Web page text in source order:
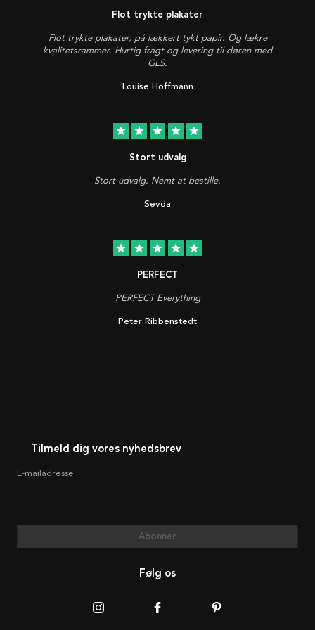
Flot trykte plakater
Flot trykte plakater, på lækkert tykt papir. Og lækre
kvalitetsrammer. Hurtig fragt og levering til døren med
GLS.
Louise Hoffmann
star star star star star
Stort udvalg
Stort udvalg. Nemt at bestille.
Sevda
star star star star star
PERFECT
PERFECT Everything
Peter Ribbenstedt
Tilmeld dig vores nyhedsbrev
E-mailadresse
Abonner
Følg os